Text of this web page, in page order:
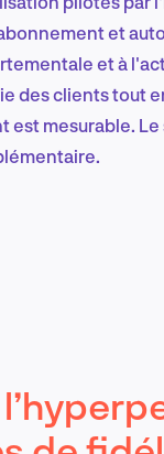
et
et à
des clients tout
est mesurable.